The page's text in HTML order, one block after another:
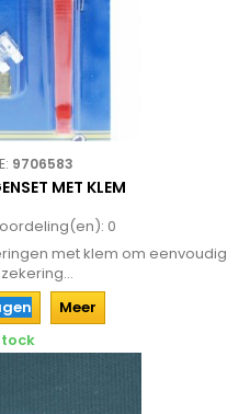
9706583
MET KLEM
0
met klem om eenvoudig
Meer